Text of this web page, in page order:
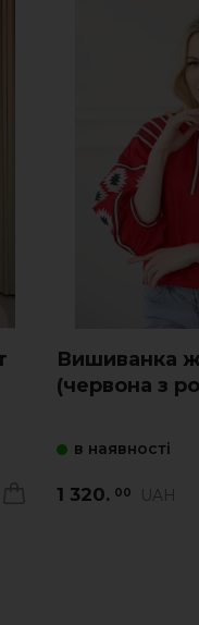
Вишиванка
(червона з
в наявності
1 320. 00 UAH